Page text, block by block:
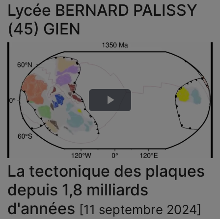
Lycée BERNARD PALISSY
(45) GIEN
Lire
vidéo
La tectonique des plaques
depuis 1,8 milliards
d'années [11 septembre 2024]